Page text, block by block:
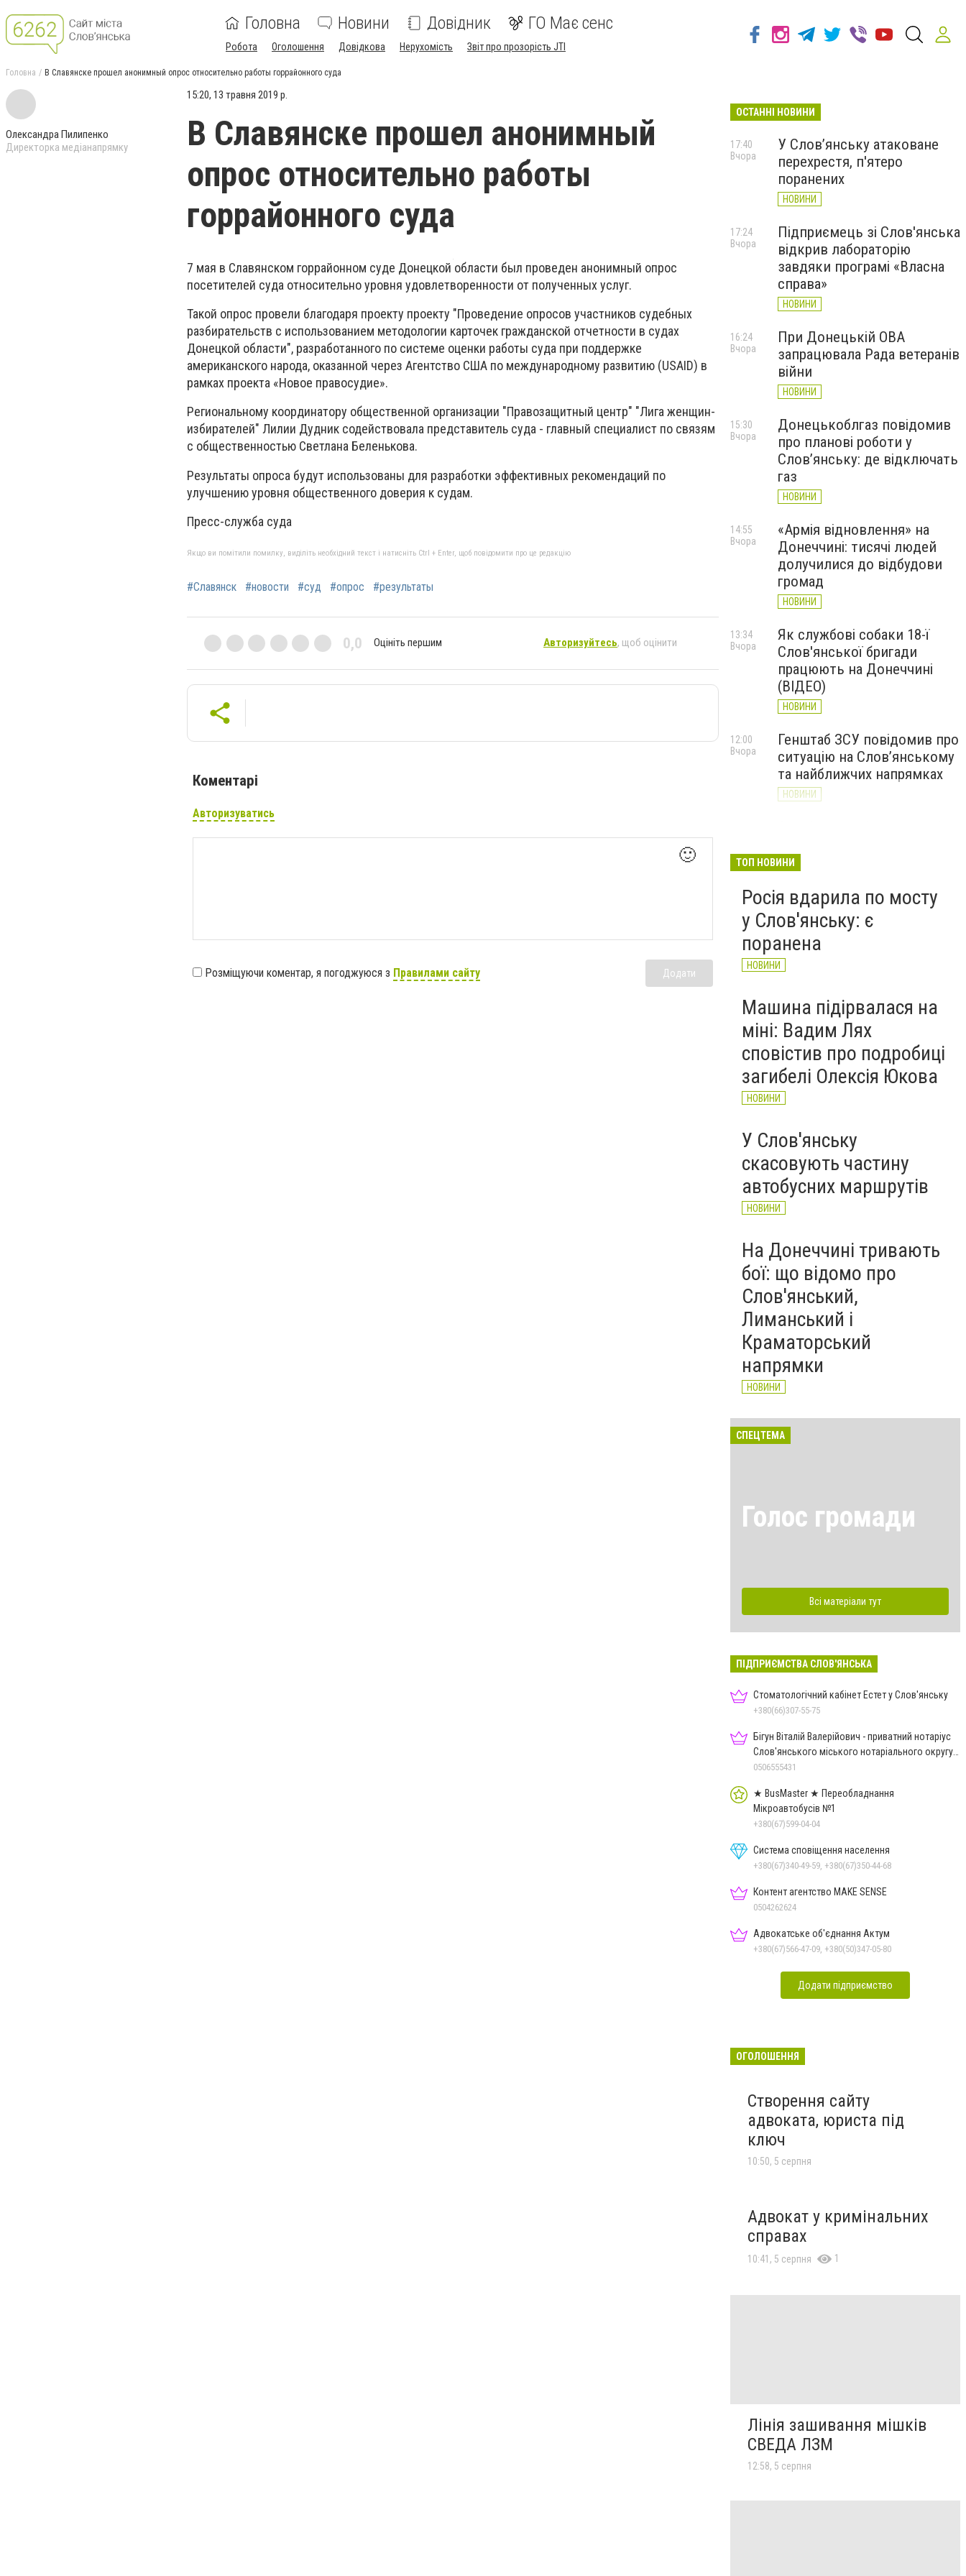
Головна Новини Довідник ГО Має сенс
Робота Оголошення Довідкова Нерухомість Звіт про прозорість JTI
Головна В Славянске прошел анонимный опрос относительно работы горрайонного суда
Олександра Пилипенко
Директорка медіанапрямку
15:20, 13 травня 2019 р.
В Славянске прошел анонимный
опрос относительно работы
горрайонного суда
7 мая в Славянском горрайонном суде Донецкой области был проведен анонимный опрос
посетителей суда относительно уровня удовлетворенности от полученных услуг.
Такой опрос провели благодаря проекту проекту "Проведение опросов участников судебных
разбирательств с использованием методологии карточек гражданской отчетности в судах
Донецкой области", разработанного по системе оценки работы суда при поддержке
американского народа, оказанной через Агентство США по международному развитию (USAID) в
рамках проекта «Новое правосудие».
Региональному координатору общественной организации "Правозащитный центр" "Лига женщин-
избирателей" Лилии Дудник содействовала представитель суда - главный специалист по связям
с общественностью Светлана Беленькова.
Результаты опроса будут использованы для разработки эффективных рекомендаций по
улучшению уровня общественного доверия к судам.
Пресс-служба суда
Якщо ви помітили помилку, виділіть необхідний текст і натисніть Ctrl + Enter, щоб повідомити про це редакцію
#Славянск #новости #суд #опрос #результаты
0,0 Оцініть першим Авторизуйтесь, щоб оцінити
Коментарі
Авторизуватись
🙂
Розміщуючи коментар, я погоджуюся з Правилами сайту Додати
ОСТАННІ НОВИНИ
У Слов’янську атаковане
перехрестя, п'ятеро
поранених
НОВИНИ
17:40
Вчора
Підприємець зі Слов'янська
відкрив лабораторію
завдяки програмі «Власна
справа»
НОВИНИ
17:24
Вчора
При Донецькій ОВА
запрацювала Рада ветеранів
війни
НОВИНИ
16:24
Вчора
Донецькоблгаз повідомив
про планові роботи у
Слов’янську: де відключать
газ
НОВИНИ
15:30
Вчора
«Армія відновлення» на
Донеччині: тисячі людей
долучилися до відбудови
громад
НОВИНИ
14:55
Вчора
Як службові собаки 18-ї
Слов'янської бригади
працюють на Донеччині
(ВІДЕО)
НОВИНИ
13:34
Вчора
Генштаб ЗСУ повідомив про
ситуацію на Слов’янському
та найближчих напрямках
НОВИНИ
12:00
Вчора
великої війни: 7 серпня
ТОП НОВИНИ
Росія вдарила по мосту
у Слов'янську: є
поранена
НОВИНИ
Машина підірвалася на
міні: Вадим Лях
сповістив про подробиці
загибелі Олексія Юкова
НОВИНИ
У Слов'янську
скасовують частину
автобусних маршрутів
НОВИНИ
На Донеччині тривають
бої: що відомо про
Слов'янський,
Лиманський і
Краматорський
напрямки
НОВИНИ
СПЕЦТЕМА
Голос громади
Всі матеріали тут
ПІДПРИЄМСТВА СЛОВ'ЯНСЬКА
Стоматологічний кабінет Естет у Слов'янську
+380(66)307-55-75
Бігун Віталій Валерійович - приватний нотаріус
Слов'янського міського нотаріального округу
Дон.обл.
0506555431
★ BusMaster ★ Переобладнання
Мікроавтобусів №1
+380(67)599-04-04
Система сповіщення населення
+380(67)340-49-59, +380(67)350-44-68
Контент агентство MAKE SENSE
0504262624
Адвокатське об'єднання Актум
+380(67)566-47-09, +380(50)347-05-80
Додати підприємство
ОГОЛОШЕННЯ
Створення сайту
адвоката, юриста під
ключ
10:50, 5 серпня
Адвокат у кримінальних
справах
10:41, 5 серпня 1
Лінія зашивання мішків
СВЕДА ЛЗМ
12:58, 5 серпня